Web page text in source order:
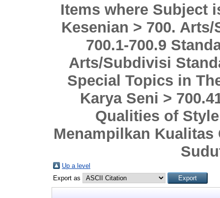
Items where Subject
Kesenian > 700.
700.1-700.9
Arts/Subdivisi
Special Topics in
Karya Seni >
Qualities of
Menampilkan Kualitas
Up a level
Export as